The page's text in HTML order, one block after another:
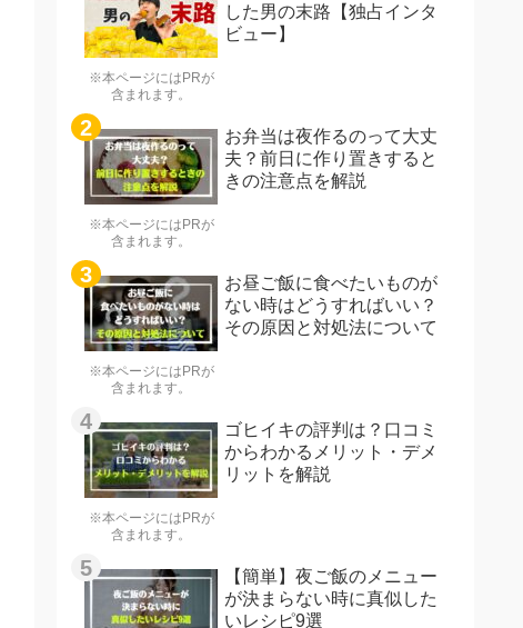
※本ページにはPRが
含まれます。
した男の末路【独占インタ
ビュー】
※本ページにはPRが
含まれます。
お弁当は夜作るのって大丈
夫？前日に作り置きすると
きの注意点を解説
※本ページにはPRが
含まれます。
お昼ご飯に食べたいものが
ない時はどうすればいい？
その原因と対処法について
※本ページにはPRが
含まれます。
ゴヒイキの評判は？口コミ
からわかるメリット・デメ
リットを解説
【簡単】夜ご飯のメニュー
が決まらない時に真似した
いレシピ9選